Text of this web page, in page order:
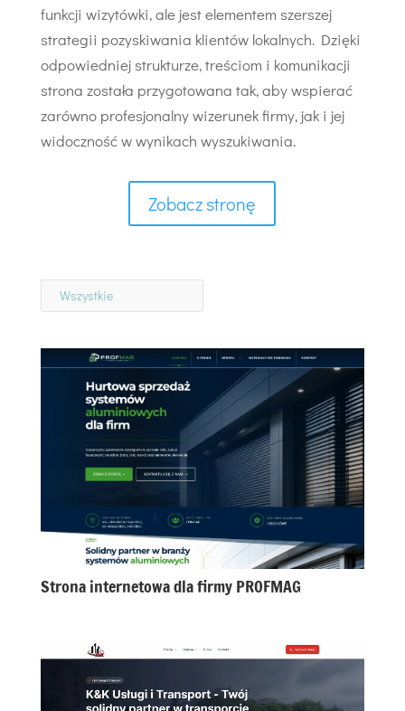
funkcji wizytówki, ale jest elementem szerszej
strategii pozyskiwania klientów lokalnych. Dzięki
odpowiedniej strukturze, treściom i komunikacji
strona została przygotowana tak, aby wspierać
zarówno profesjonalny wizerunek firmy, jak i jej
widoczność w wynikach wyszukiwania.
Zobacz stronę
Wszystkie
Strona internetowa dla firmy PROFMAG